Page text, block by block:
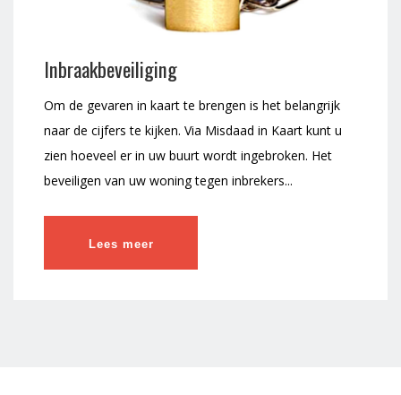
Inbraakbeveiliging
Om de gevaren in kaart te brengen is het belangrijk
naar de cijfers te kijken. Via Misdaad in Kaart kunt u
zien hoeveel er in uw buurt wordt ingebroken. Het
beveiligen van uw woning tegen inbrekers...
Lees meer